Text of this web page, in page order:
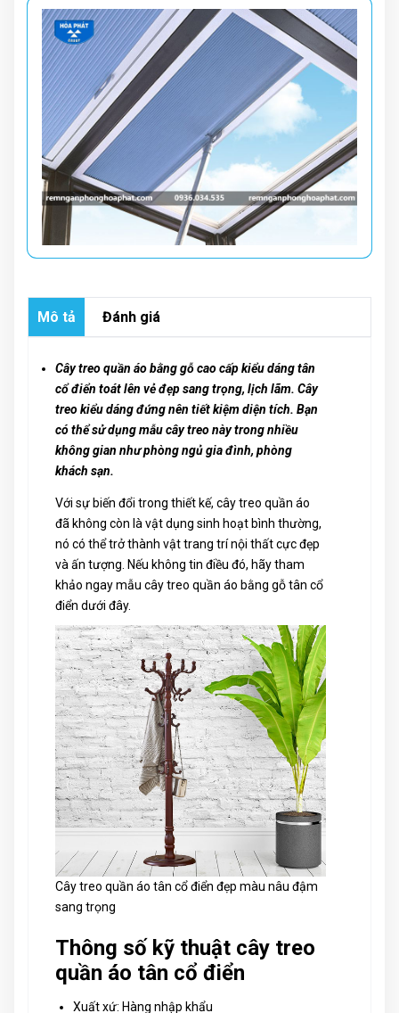
Mô tả Đánh giá
Cây treo quần áo bằng gỗ cao cấp kiểu dáng tân
cổ điển toát lên vẻ đẹp sang trọng, lịch lãm. Cây
treo kiểu dáng đứng nên tiết kiệm diện tích. Bạn
có thể sử dụng mẫu cây treo này trong nhiều
không gian như phòng ngủ gia đình, phòng
khách sạn.
Với sự biến đổi trong thiết kế, cây treo quần áo
đã không còn là vật dụng sinh hoạt bình thường,
nó có thể trở thành vật trang trí nội thất cực đẹp
và ấn tượng. Nếu không tin điều đó, hãy tham
khảo ngay mẫu cây treo quần áo bằng gỗ tân cổ
điển dưới đây.
Cây treo quần áo tân cổ điển đẹp màu nâu đậm
sang trọng
Thông số kỹ thuật cây treo
quần áo tân cổ điển
Xuất xứ: Hàng nhập khẩu